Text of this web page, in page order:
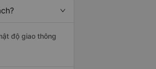
độ giao thông